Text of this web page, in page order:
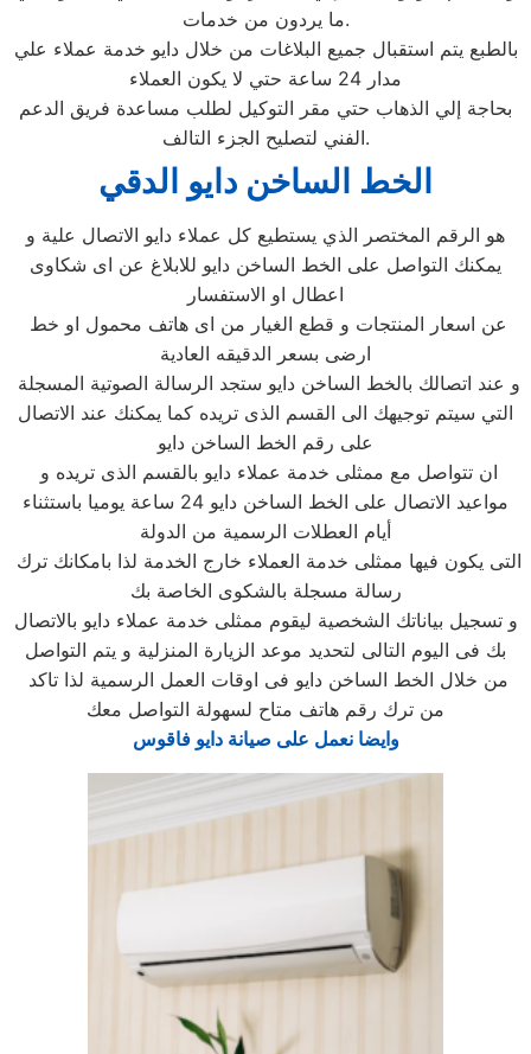
ما يردون من خدمات.
بالطبع يتم استقبال جميع البلاغات من خلال دايو خدمة عملاء علي
مدار 24 ساعة حتي لا يكون العملاء
بحاجة إلي الذهاب حتي مقر التوكيل لطلب مساعدة فريق الدعم
الفني لتصليح الجزء التالف.
الخط الساخن دايو الدقي
هو الرقم المختصر الذي يستطيع كل عملاء دايو الاتصال علية و
يمكنك التواصل على الخط الساخن دايو للابلاغ عن اى شكاوى
اعطال او الاستفسار
ارضى بسعر الدقيقه العادية
التي سيتم توجيهك الى القسم الذى تريده كما يمكنك عند الاتصال
على رقم الخط الساخن دايو
مواعيد الاتصال على الخط الساخن دايو 24 ساعة يوميا باستثناء
أيام العطلات الرسمية من الدولة
رسالة مسجلة بالشكوى الخاصة بك
و تسجيل بياناتك الشخصية ليقوم ممثلى خدمة عملاء دايو بالاتصال
بك فى اليوم التالى لتحديد موعد الزيارة المنزلية و يتم التواصل
من ترك رقم هاتف متاح لسهولة التواصل معك
وايضا نعمل على صيانة دايو فاقوس